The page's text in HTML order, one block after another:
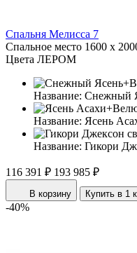
Спальня Мелисса 7
Спальное место 1600 x
Цвета ЛЕРОМ
Название: Снежный
Название: Ясень
Название: Гикори
116 391 ₽ 193 985 ₽
В корзину Купить в 1
-40%